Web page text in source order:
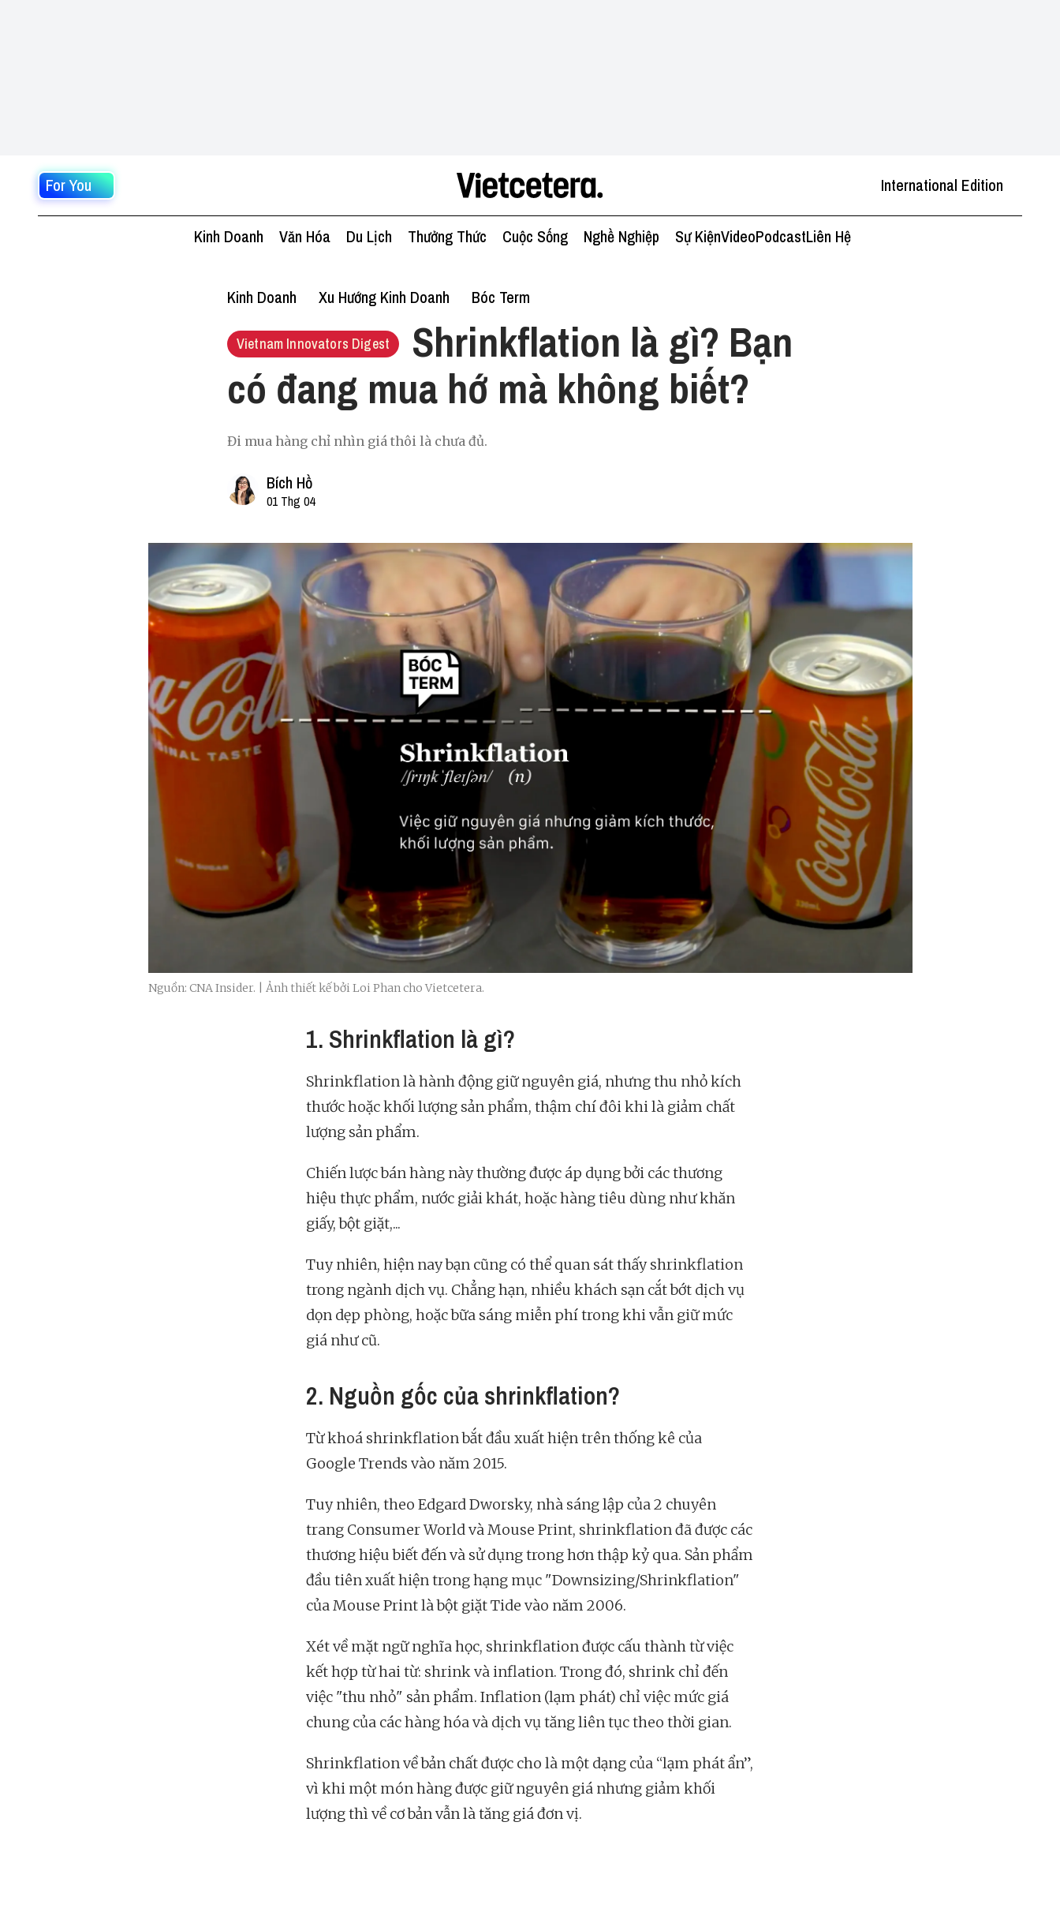
For You International Edition
Kinh Doanh Văn Hóa Du Lịch Thưởng Thức Cuộc Sống Nghề Nghiệp Sự KiệnVideoPodcastLiên Hệ
Kinh Doanh Xu Hướng Kinh Doanh Bóc Term
Vietnam Innovators Digest
Shrinkflation là gì? Bạn
có đang mua hớ mà không biết?
Đi mua hàng chỉ nhìn giá thôi là chưa đủ.
Bích Hồ
01 Thg 04
Nguồn: CNA Insider. | Ảnh thiết kế bởi Loi Phan cho Vietcetera.
1. Shrinkflation là gì?
Shrinkflation là hành động giữ nguyên giá, nhưng thu nhỏ kích
thước hoặc khối lượng sản phẩm, thậm chí đôi khi là giảm chất
lượng sản phẩm.
Chiến lược bán hàng này thường được áp dụng bởi các thương
hiệu thực phẩm, nước giải khát, hoặc hàng tiêu dùng như khăn
giấy, bột giặt,...
Tuy nhiên, hiện nay bạn cũng có thể quan sát thấy shrinkflation
trong ngành dịch vụ. Chẳng hạn, nhiều khách sạn cắt bớt dịch vụ
dọn dẹp phòng, hoặc bữa sáng miễn phí trong khi vẫn giữ mức
giá như cũ.
2. Nguồn gốc của shrinkflation?
Từ khoá shrinkflation bắt đầu xuất hiện trên thống kê của
Google Trends vào năm 2015.
Tuy nhiên, theo Edgard Dworsky, nhà sáng lập của 2 chuyên
trang Consumer World và Mouse Print, shrinkflation đã được các
thương hiệu biết đến và sử dụng trong hơn thập kỷ qua. Sản phẩm
đầu tiên xuất hiện trong hạng mục "Downsizing/Shrinkflation"
của Mouse Print là bột giặt Tide vào năm 2006.
Xét về mặt ngữ nghĩa học, shrinkflation được cấu thành từ việc
kết hợp từ hai từ: shrink và inflation. Trong đó, shrink chỉ đến
việc "thu nhỏ" sản phẩm. Inflation (lạm phát) chỉ việc mức giá
chung của các hàng hóa và dịch vụ tăng liên tục theo thời gian.
Shrinkflation về bản chất được cho là một dạng của “lạm phát ẩn”,
vì khi một món hàng được giữ nguyên giá nhưng giảm khối
lượng thì về cơ bản vẫn là tăng giá đơn vị.